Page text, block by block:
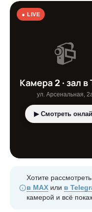
● LIVE
📹
Камера 2 · зал в
ул. Арсенальная,
▶ Смотреть
Хотите
в MAX или в
камерой и всё